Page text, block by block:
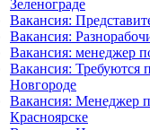
Зеленограде
Вакансия:
Вакансия:
Вакансия: менеджер
Вакансия:
Новгороде
Вакансия: Менеджер
Красноярске